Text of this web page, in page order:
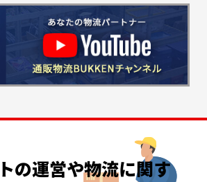
の運営や物流に関す